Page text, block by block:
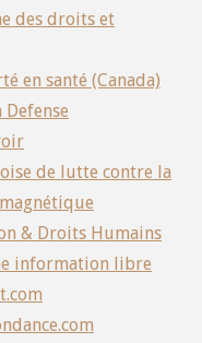
des droits et
en santé (Canada)
Defense
de lutte contre la
& Droits Humains
information libre